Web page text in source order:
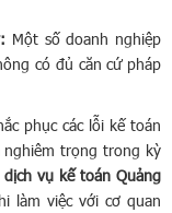
Một số doanh nghiệp
có đủ căn cứ pháp
phục các lỗi kế toán
nghiêm trọng trong kỳ
dịch vụ kế toán Quảng
làm việc với cơ quan